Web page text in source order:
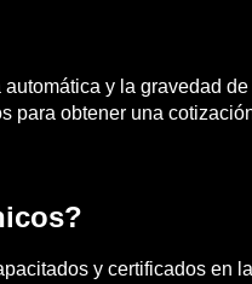
y la gravedad
para obtener una
y certificados en